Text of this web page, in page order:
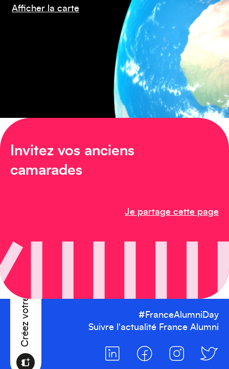
Afficher la carte
Invitez vos anciens
camarades
Je partage cette page
Créez votre événement
Afrique
#FranceAlumniDay
Suivre l'actualité France Alumni